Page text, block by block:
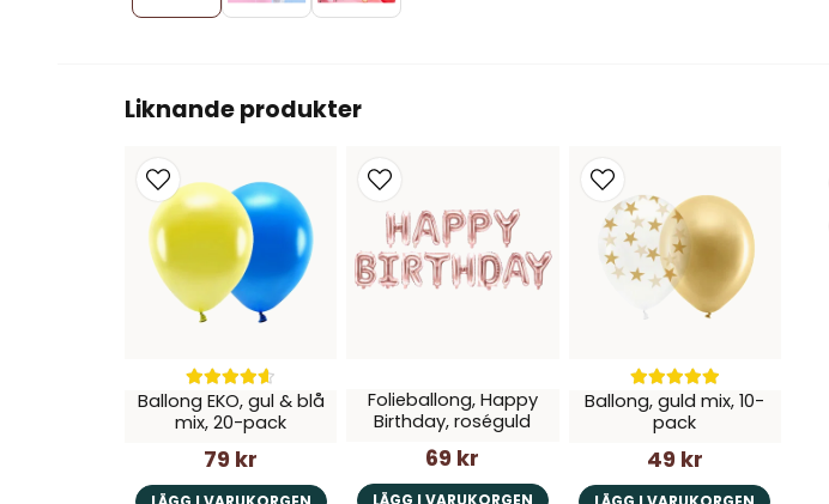
Liknande produkter
Ballong EKO, gul & blå
mix, 20-pack
79 kr
Folieballong, Happy
Birthday, roséguld
69 kr
Ballong, guld mix, 10-
pack
49 kr